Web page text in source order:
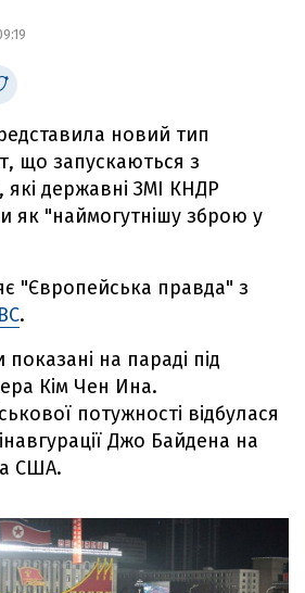
новий тип
що запускаються з
які державні ЗМІ КНДР
як "наймогутнішу зброю у
"Європейська правда" з
.
на параді під
Кім Чен Ина.
потужності відбулася
Джо Байдена на
США.